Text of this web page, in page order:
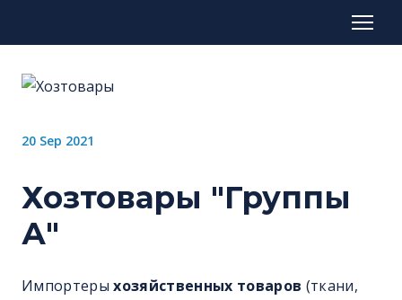
20 Sep 2021
Хозтовары "Группы
А"
Импортерыхозяйственных товаров (ткани,